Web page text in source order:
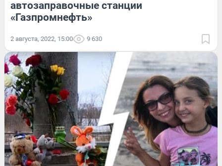
автозаправочные станции
«Газпромнефть»
2 августа, 2022, 15:00 9 630